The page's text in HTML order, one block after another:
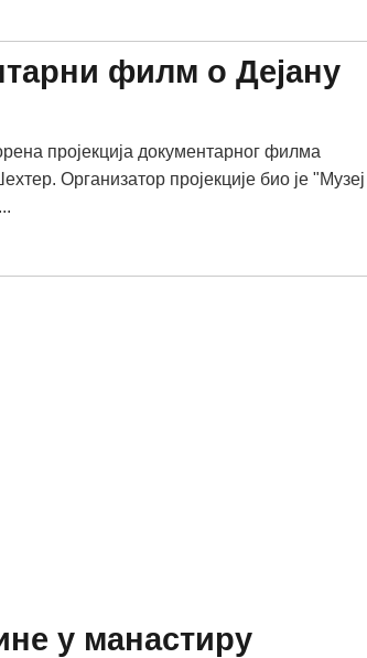
филм о Дејану
пројекција документарног филма
Организатор пројекције био је "Музеј
у манастиру